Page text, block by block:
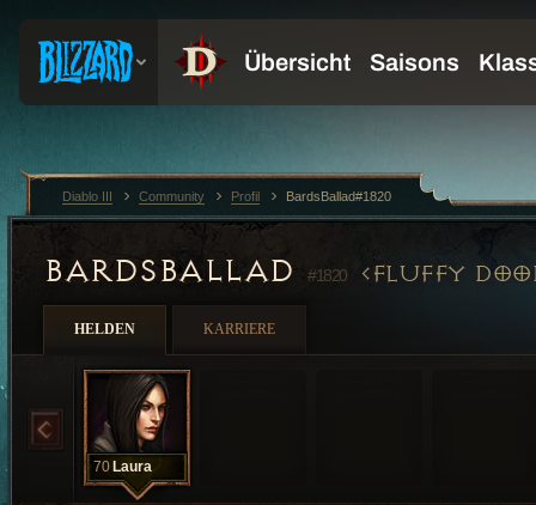
BARDSBALLAD #1820 FLUFFY
HELDEN KARRIERE
70 Laura
Diablo III Community Profil BardsBallad#1820